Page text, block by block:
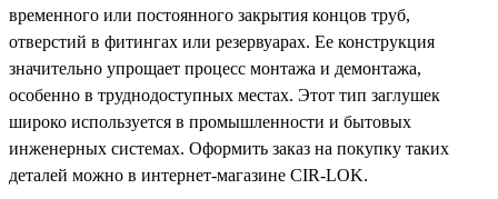
временного или постоянного закрытия концов труб,
отверстий в фитингах или резервуарах. Ее конструкция
значительно упрощает процесс монтажа и демонтажа,
особенно в труднодоступных местах. Этот тип заглушек
широко используется в промышленности и бытовых
инженерных системах. Оформить заказ на покупку таких
деталей можно в интернет-магазине CIR-LOK.